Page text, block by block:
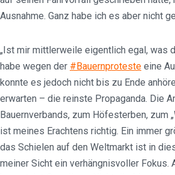
Ausnahme. Ganz habe ich es aber nicht
„Ist mir mittlerweile eigentlich egal, was
habe wegen der #Bauernproteste eine
konnte es jedoch nicht bis zu Ende
erwarten – die reinste Propaganda. Die
Bauernverbands, zum Höfesterben, zum
ist meines Erachtens richtig. Ein immer
das Schielen auf den Weltmarkt ist in
meiner Sicht ein verhängnisvoller Fokus.